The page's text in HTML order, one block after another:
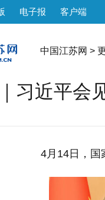
电子报 客户端
中国江苏网 >
习近平会
4月14日，国